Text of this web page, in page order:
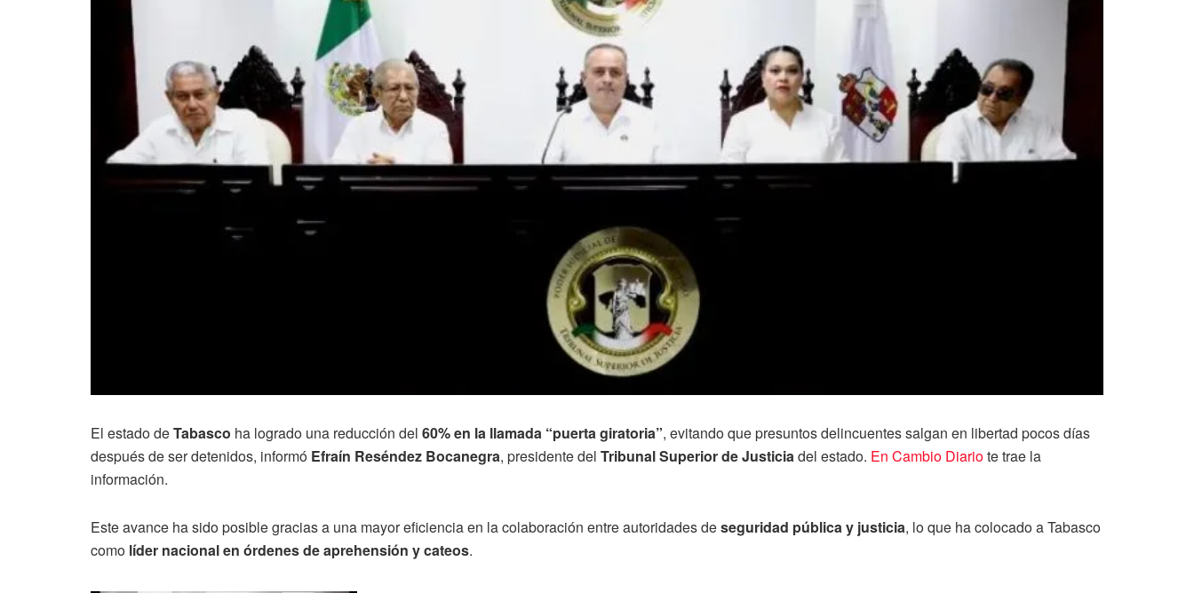
El estado deTabasco ha logrado una reducción del 60% en la llamada “puerta giratoria”, evitando que presuntos delincuentes salgan en libertad pocos días
después de ser detenidos, informó Efraín Reséndez Bocanegra, presidente del Tribunal Superior de Justicia del estado. En Cambio Diariote trae la
información.
Este avance ha sido posible gracias a una mayor eficiencia en la colaboración entre autoridades deseguridad pública y justicia, lo que ha colocado a Tabasco
como líder nacional en órdenes de aprehensión y cateos.